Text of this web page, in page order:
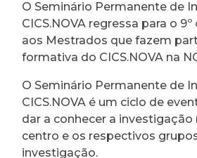
O Seminário Permanente de
CICS.NOVA regressa para o
aos Mestrados que fazem
formativa do CICS.NOVA na
O Seminário Permanente de
CICS.NOVA é um ciclo de
dar a conhecer a investigação
centro e os respectivos
investigação.